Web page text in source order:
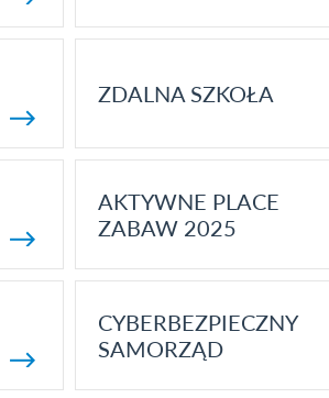
ZDALNA SZKOŁA
AKTYWNE PLACE
ZABAW 2025
CYBERBEZPIECZNY
SAMORZĄD